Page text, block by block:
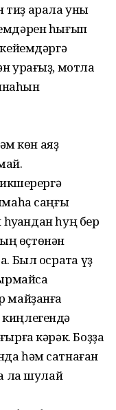
арала уны
һығып
урағыҙ, мотлаҡ
көн аяҙ
саңғы
һуң бер
өҫтөнән
Был осраҡта үҙ
майҙанға
кәрәк. Боҙҙа
һәм сатнаған
ла шулай